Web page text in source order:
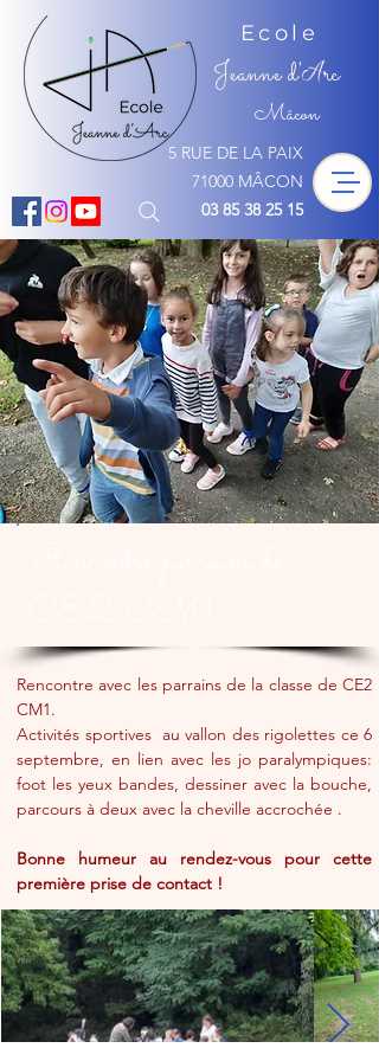
5 RUE DE LA PAIX
71000 MÂCON
03 85 38 25 15
Ecole
Jeanne d'Arc
Mâcon
Rencontre avec les parrains de la classe de CE2
CM1.
Activités sportives  au vallon des rigolettes ce 6
septembre, en lien avec les jo paralympiques:
foot les yeux bandes, dessiner avec la bouche,
parcours à deux avec la cheville accrochée .
Bonne humeur au rendez-vous pour cette
première prise de contact !